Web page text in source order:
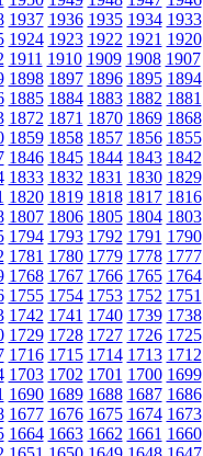
1937 1936 1935 1934 1933
1924 1923 1922 1921 1920
1911 1910 1909 1908 1907
1898 1897 1896 1895 1894
1885 1884 1883 1882 1881
1872 1871 1870 1869 1868
1859 1858 1857 1856 1855
1846 1845 1844 1843 1842
1833 1832 1831 1830 1829
1820 1819 1818 1817 1816
1807 1806 1805 1804 1803
1794 1793 1792 1791 1790
1781 1780 1779 1778 1777
1768 1767 1766 1765 1764
1755 1754 1753 1752 1751
1742 1741 1740 1739 1738
1729 1728 1727 1726 1725
1716 1715 1714 1713 1712
1703 1702 1701 1700 1699
1690 1689 1688 1687 1686
1677 1676 1675 1674 1673
1664 1663 1662 1661 1660